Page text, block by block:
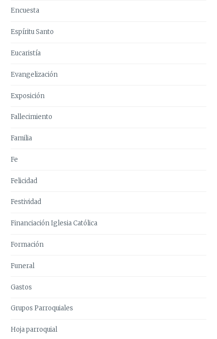
Encuesta
Espíritu Santo
Eucaristía
Evangelización
Exposición
Fallecimiento
Familia
Fe
Felicidad
Festividad
Financiación Iglesia Católica
Formación
Funeral
Gastos
Grupos Parroquiales
Hoja parroquial